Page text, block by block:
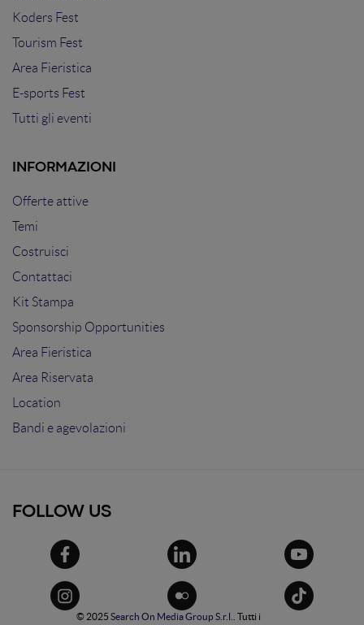
Koders Fest
Tourism Fest
Area Fieristica
E-sports Fest
Tutti gli eventi
INFORMAZIONI
Offerte attive
Temi
Costruisci
Contattaci
Kit Stampa
Sponsorship Opportunities
Area Fieristica
Area Riservata
Location
Bandi e agevolazioni
FOLLOW US
© 2025 Search On Media Group S.r.l.
. Tutti i